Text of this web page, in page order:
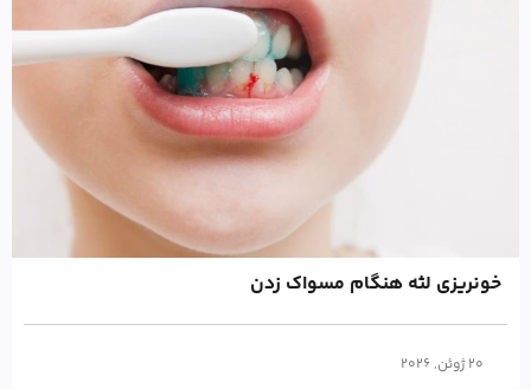
خونریزی لثه هنگام مسواک زدن
20 ژوئن, 2026